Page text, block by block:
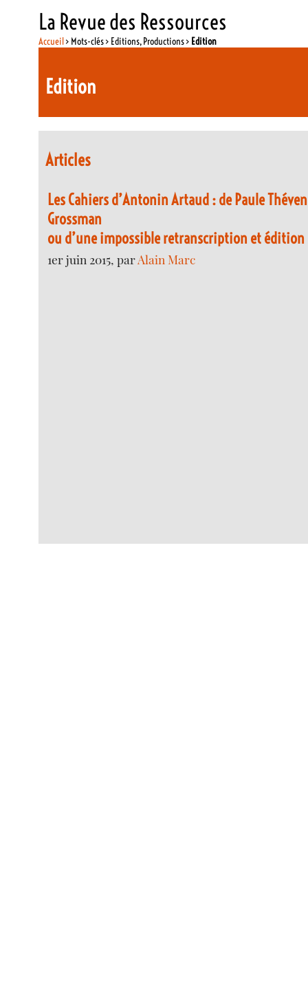
La Revue des Ressources
Accueil> Mots-clés > Editions, Productions > Edition
Edition
Articles
Les Cahiers d’Antonin Artaud : de Paule
Grossman
ou d’une impossible retranscription et édition
1er juin 2015, parAlain Marc